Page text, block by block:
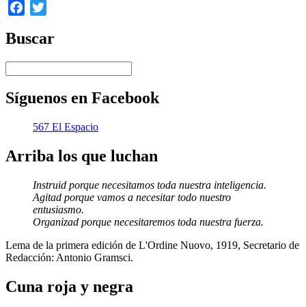
Facebook
Buscar
Síguenos en Facebook
567 El Espacio
Arriba los que luchan
Instruid porque necesitamos toda nuestra inteligencia.
Agitad porque vamos a necesitar todo nuestro
entusiasmo.
Organizad porque necesitaremos toda nuestra fuerza.
Lema de la primera edición de L'Ordine Nuovo, 1919, Secretario de
Redacción: Antonio Gramsci.
Cuna roja y negra